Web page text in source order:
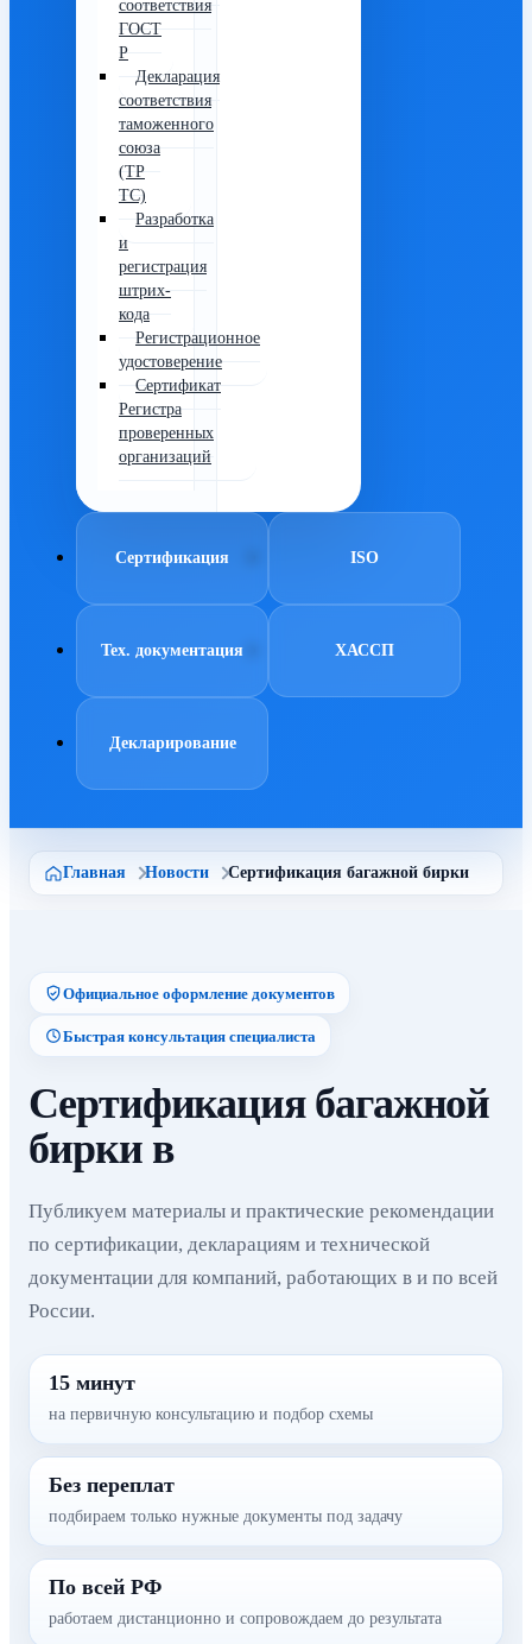
соответствия
ГОСТ
Р
Декларация
соответствия
таможенного
союза
(ТР
ТС)
Разработка
и
регистрация
штрих-
кода
Регистрационное
удостоверение
Сертификат
Регистра
проверенных
организаций
Сертификация ISO
Тех. документация ХАССП
Декларирование
Главная Новости Сертификация багажной бирки
Официальное оформление документов
Быстрая консультация специалиста
Сертификация багажной
бирки в
Публикуем материалы и практические рекомендации
по сертификации, декларациям и технической
документации для компаний, работающих в и по всей
России.
15 минут
на первичную консультацию и подбор схемы
Без переплат
подбираем только нужные документы под задачу
По всей РФ
работаем дистанционно и сопровождаем до результата